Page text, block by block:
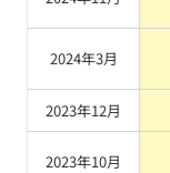
2024年3月
2023年12月
2023年10月